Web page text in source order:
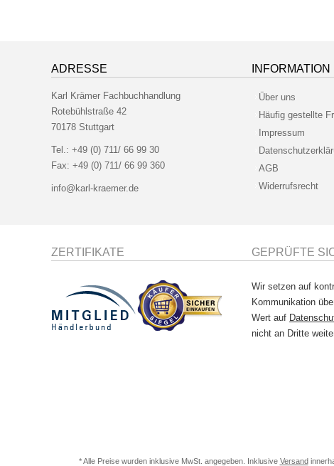
ADRESSE
Karl Krämer Fachbuchhandlung
Rotebühlstraße 42
70178 Stuttgart
Tel.: +49 (0) 711/ 66 99 30
Fax: +49 (0) 711/ 66 99 360
info@karl-kraemer.de
INFORMATION
Über uns
Häufig gestellte
Impressum
AGB
Widerrufsrecht
ZERTIFIKATE GEPRÜFTE
Wir setzen auf
Kommunikation
Wert auf
nicht an Dritte
* Alle Preise wurden inklusive MwSt. angegeben. Inklusive Versand